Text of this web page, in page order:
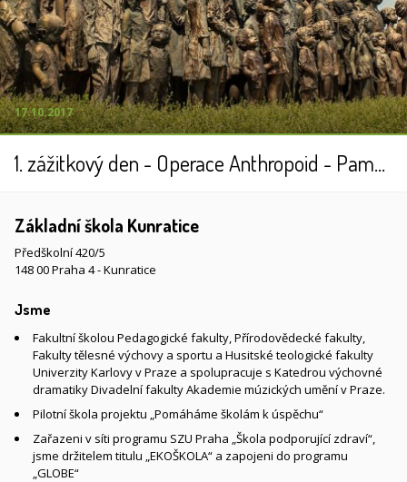
17.10.2017
1. zážitkový den - Operace Anthropoid - Památník Lidice
Základní škola Kunratice
Předškolní 420/5
148 00 Praha 4 - Kunratice
Jsme
Fakultní školou Pedagogické fakulty, Přírodovědecké fakulty,
Fakulty tělesné výchovy a sportu a Husitské teologické fakulty
Univerzity Karlovy v Praze a spolupracuje s Katedrou výchovné
dramatiky Divadelní fakulty Akademie múzických umění v Praze.
Pilotní škola projektu „Pomáháme školám k úspěchu“
Zařazeni v síti programu SZU Praha „Škola podporující zdraví“,
jsme držitelem titulu „EKOŠKOLA“ a zapojeni do programu
„GLOBE“